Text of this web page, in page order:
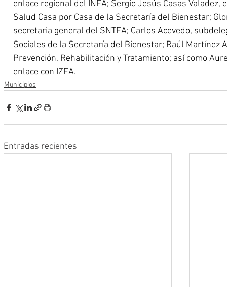
enlace regional del INEA; Sergio Jesús Casas
Salud Casa por Casa de la Secretaría del Bienestar;
secretaria general del SNTEA; Carlos Acevedo,
Sociales de la Secretaría del Bienestar; Raúl Martínez
Prevención, Rehabilitación y Tratamiento; así como
enlace con IZEA.
Municipios
Entradas recientes